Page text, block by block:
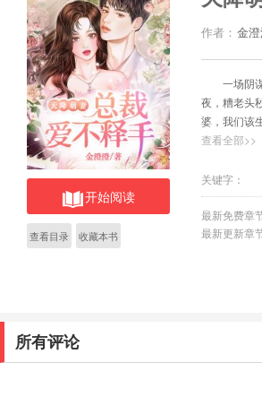
开始阅读
查看目录 收藏本书
作者： 金
一场阴
夜，糟老头
婆，我们
呢？” ——
查看全部>>
关键字：
最新免费章
最新更新章
所有评论